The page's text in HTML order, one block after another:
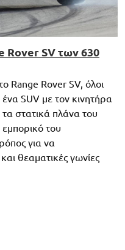
Rover SV των 630
Range Rover SV, όλοι
SUV με τον κινητήρα
στατικά πλάνα του
του
για να
θεαματικές γωνίες